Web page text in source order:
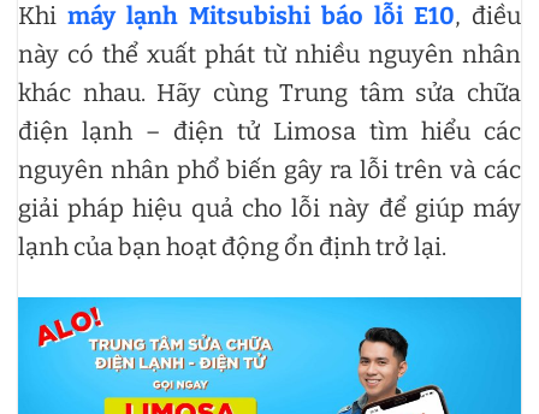
Khi máy lạnh Mitsubishi báo lỗi E10, điều
này có thể xuất phát từ nhiều nguyên nhân
khác nhau. Hãy cùng Trung tâm sửa chữa
điện lạnh – điện tử Limosa tìm hiểu các
nguyên nhân phổ biến gây ra lỗi trên và các
giải pháp hiệu quả cho lỗi này để giúp máy
lạnh của bạn hoạt động ổn định trở lại.